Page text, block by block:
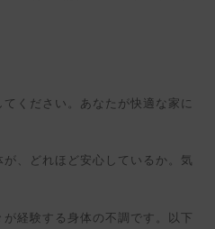
ください。あなたが快適な家に
、どれほど安心しているか。気
経験する身体の不調です。以下